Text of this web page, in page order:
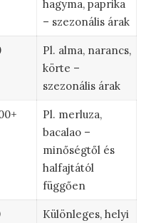
hagyma, paprika
– szezonális árak
Pl. alma, narancs,
körte –
szezonális árak
Pl. merluza,
bacalao –
minőségtől és
halfajtától
függően
Különleges, helyi